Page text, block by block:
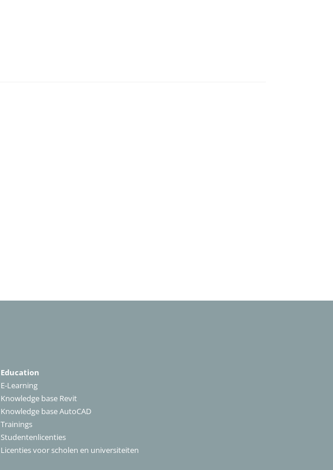
Education
E-Learning
Knowledge base Revit
Knowledge base AutoCAD
Trainings
Studentenlicenties
Licenties voor scholen en universiteiten